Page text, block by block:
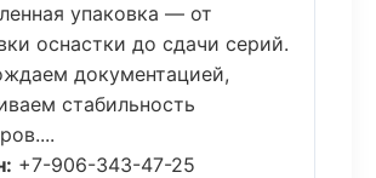
упаковка — от
оснастки до сдачи серий.
документацией,
стабильность
+7-906-343-47-25